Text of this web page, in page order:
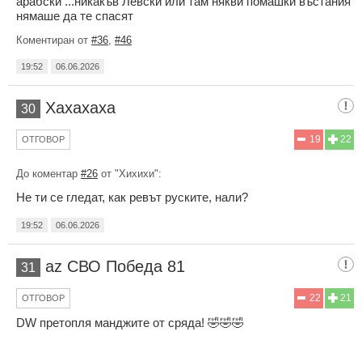
нямаше да те спасят
Коментиран от #36 #46
19:52 06.06.2026
30 Хахахаха
22
19
ОТГОВОР
До коментар #26 от "Хихихи":
Не ти се гледат, как ревът руските, нали?
19:52 06.06.2026
31 az СВО Победа 81
21
22
ОТГОВОР
DW претопля манджите от сряда! 🤣🤣🤣